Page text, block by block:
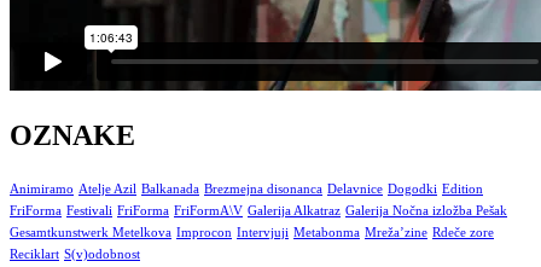
OZNAKE
Animiramo Atelje Azil Balkanada Brezmejna disonanca Delavnice Dogodki Edition
FriForma Festivali FriForma FriFormA\V Galerija Alkatraz Galerija Nočna izložba Pešak
Gesamtkunstwerk Metelkova Improcon Intervjuji Metabonma Mreža’zine Rdeče zore
Reciklart S(v)odobnost